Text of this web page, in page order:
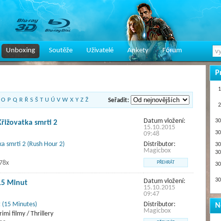
Unboxing Soutěže Uživatelé Ankety Fórum
O P Q R Ř S Š T U Ú V W X Y Z Ž Seřadit:
smrti 2
smrti 2 (Rush Hour 2)
Datum vložení:
15.10.2015
09:48
Distributor:
Magicbox
PŘEHRÁT
Minut
(15 Minutes)
filmy / Thrillery
Datum vložení:
15.10.2015
09:47
Distributor:
Magicbox